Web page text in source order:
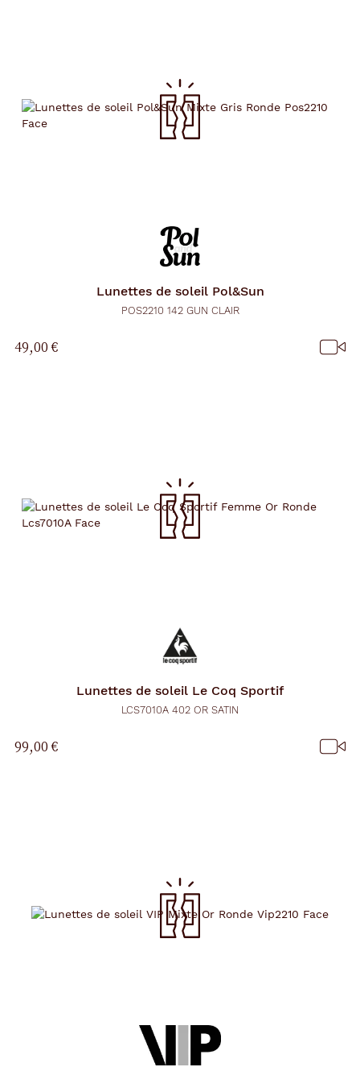
Lunettes de soleil Pol&Sun
POS2210 142 GUN CLAIR
49,00 €
Lunettes de soleil Le Coq Sportif
LCS7010A 402 OR SATIN
99,00 €